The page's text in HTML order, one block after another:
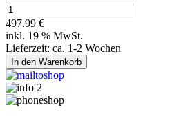
497.99 €
inkl. 19 % MwSt.
Lieferzeit: ca. 1-2 Wochen